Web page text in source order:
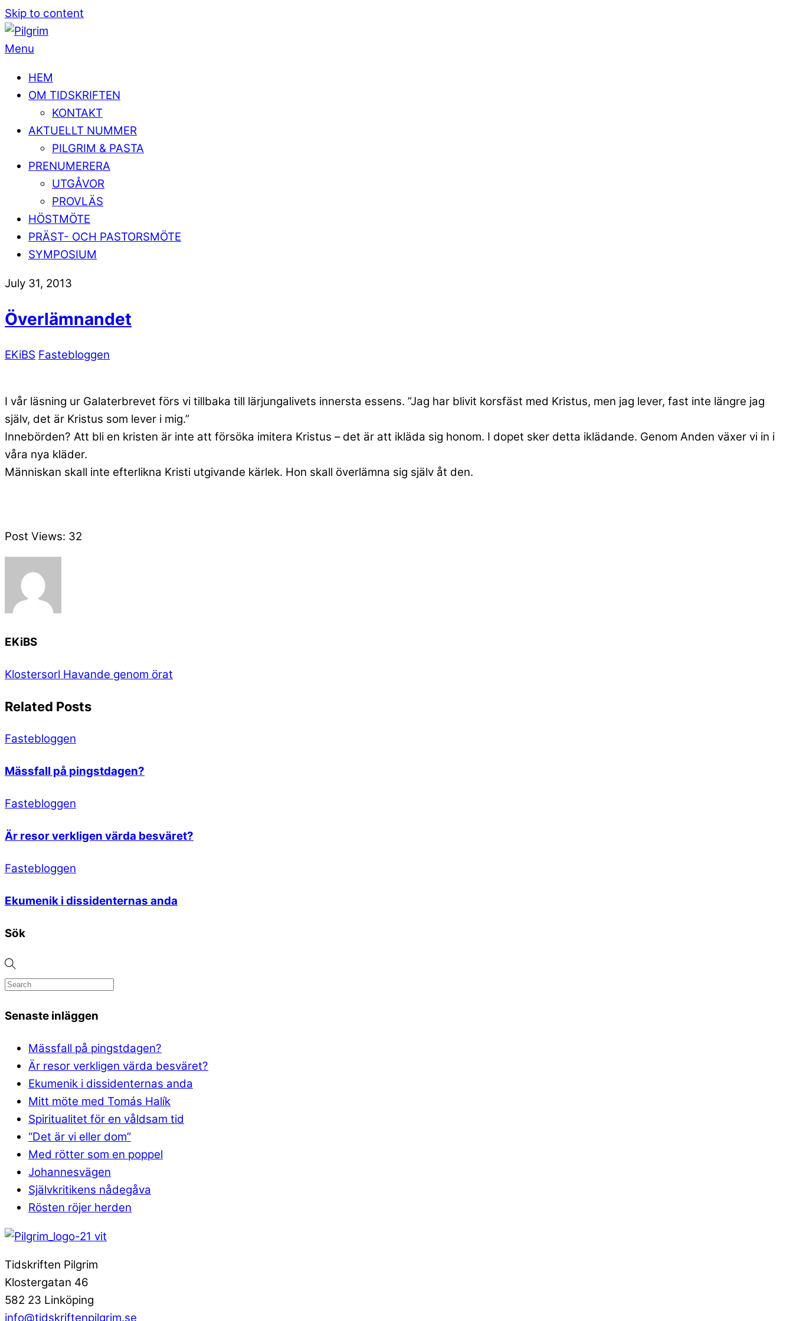
Skip to content
Menu
HEM
OM TIDSKRIFTEN
KONTAKT
AKTUELLT NUMMER
PILGRIM & PASTA
PRENUMERERA
UTGÅVOR
PROVLÄS
HÖSTMÖTE
PRÄST- OCH PASTORSMÖTE
SYMPOSIUM
July 31, 2013
Överlämnandet
EKiBS Fastebloggen
I vår läsning ur Galaterbrevet förs vi tillbaka till lärjungalivets innersta essens. ”Jag har blivit korsfäst med Kristus, men jag lever, fast inte längre jag
själv, det är Kristus som lever i mig.”
Innebörden? Att bli en kristen är inte att försöka imitera Kristus – det är att ikläda sig honom. I dopet sker detta iklädande. Genom Anden växer vi in i
våra nya kläder.
Människan skall inte efterlikna Kristi utgivande kärlek. Hon skall överlämna sig själv åt den.
Post Views: 32
EKiBS
Klostersorl Havande genom örat
Related Posts
Fastebloggen
Mässfall på pingstdagen?
Fastebloggen
Är resor verkligen värda besväret?
Fastebloggen
Ekumenik i dissidenternas anda
Sök
Senaste inläggen
Mässfall på pingstdagen?
Är resor verkligen värda besväret?
Ekumenik i dissidenternas anda
Mitt möte med Tomás Halík
Spiritualitet för en våldsam tid
“Det är vi eller dom”
Med rötter som en poppel
Johannesvägen
Självkritikens nådegåva
Rösten röjer herden
Tidskriften Pilgrim
Klostergatan 46
582 23 Linköping
info@tidskriftenpilgrim.se